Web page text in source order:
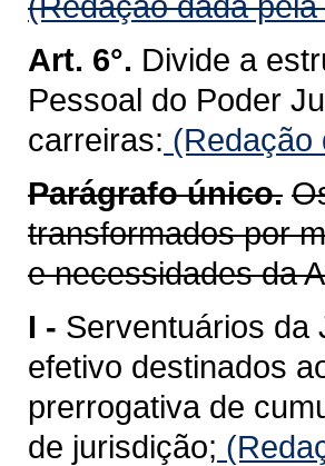
Art. 6°. Divide a
Pessoal do Poder
carreiras: (Redação
Parágrafo único.
transformados por
e necessidades da
I - Serventuários da
efetivo destinados
prerrogativa de
de jurisdição;